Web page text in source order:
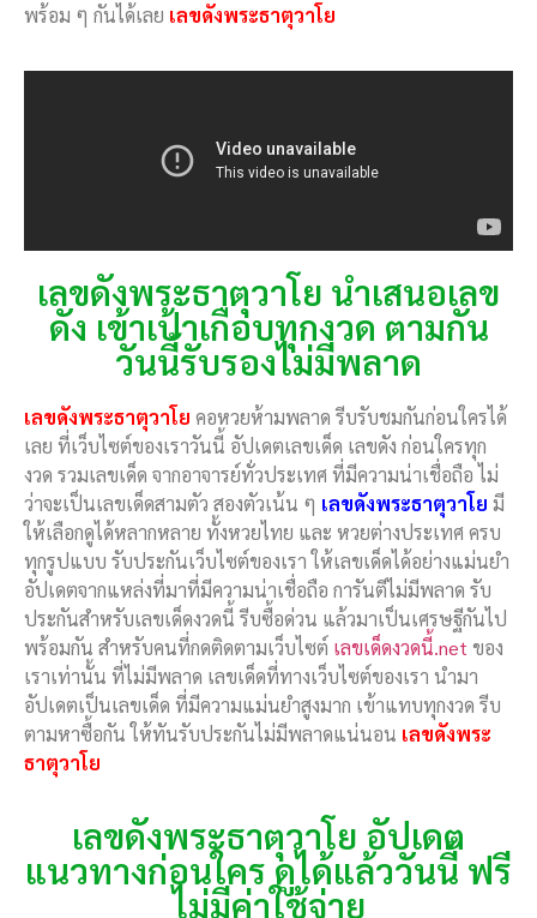
พร้อม ๆ กันได้เลย เลขดังพระธาตุวาโย
เลขดังพระธาตุวาโย นำเสนอเลข
ดัง เข้าเป้าเกือบทุกงวด ตามกัน
วันนี้รับรองไม่มีพลาด
เลขดังพระธาตุวาโย คอหวยห้ามพลาด รีบรับชมกันก่อนใครได้
เลย ที่เว็บไซต์ของเราวันนี้ อัปเดตเลขเด็ด เลขดัง ก่อนใครทุก
งวด รวมเลขเด็ด จากอาจารย์ทั่วประเทศ ที่มีความน่าเชื่อถือ ไม่
ว่าจะเป็นเลขเด็ดสามตัว สองตัวเน้น ๆ เลขดังพระธาตุวาโย มี
ให้เลือกดูได้หลากหลาย ทั้งหวยไทย และ หวยต่างประเทศ ครบ
ทุกรูปแบบ รับประกันเว็บไซต์ของเรา ให้เลขเด็ดได้อย่างแม่นยำ
อัปเดตจากแหล่งที่มาที่มีความน่าเชื่อถือ การันตีไม่มีพลาด รับ
ประกันสำหรับเลขเด็ดงวดนี้ รีบซื้อด่วน แล้วมาเป็นเศรษฐีกันไป
พร้อมกัน สำหรับคนที่กดติดตามเว็บไซต์ เลขเด็ดงวดนี้.net ของ
เราเท่านั้น ที่ไม่มีพลาด เลขเด็ดที่ทางเว็บไซต์ของเรา นำมา
อัปเดตเป็นเลขเด็ด ที่มีความแม่นยำสูงมาก เข้าแทบทุกงวด รีบ
ตามหาซื้อกัน ให้ทันรับประกันไม่มีพลาดแน่นอน เลขดังพระ
ธาตุวาโย
เลขดังพระธาตุวาโย อัปเดต
แนวทางก่อนใคร ดูได้แล้ววันนี้ ฟรี
ไม่มีค่าใช้จ่าย